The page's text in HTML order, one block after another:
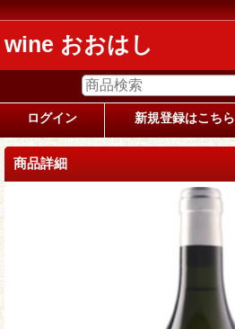
wine おおはし
ログイン 新規登録はこちら
商品詳細